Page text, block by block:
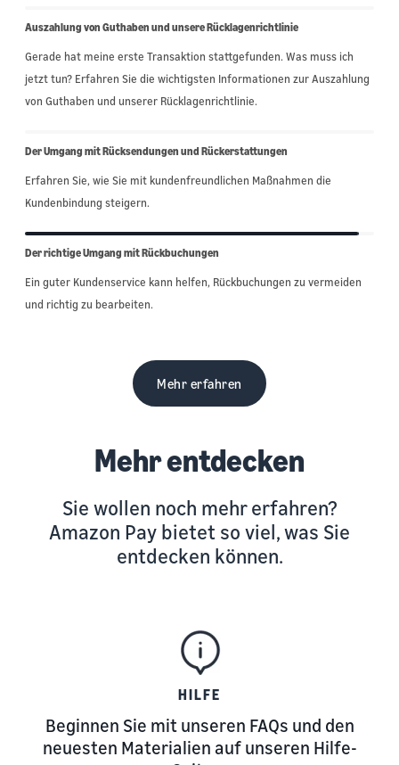
Auszahlung von Guthaben und unsere Rücklagenrichtlinie
Gerade hat meine erste Transaktion stattgefunden. Was muss ich
jetzt tun? Erfahren Sie die wichtigsten Informationen zur Auszahlung
von Guthaben und unserer Rücklagenrichtlinie.
Der Umgang mit Rücksendungen und Rückerstattungen
Erfahren Sie, wie Sie mit kundenfreundlichen Maßnahmen die
Kundenbindung steigern.
Der richtige Umgang mit Rückbuchungen
Ein guter Kundenservice kann helfen, Rückbuchungen zu vermeiden
und richtig zu bearbeiten.
Mehr erfahren
Mehr entdecken
Sie wollen noch mehr erfahren?
Amazon Pay bietet so viel, was Sie
entdecken können.
HILFE
Beginnen Sie mit unseren FAQs und den
neuesten Materialien auf unseren Hilfe-